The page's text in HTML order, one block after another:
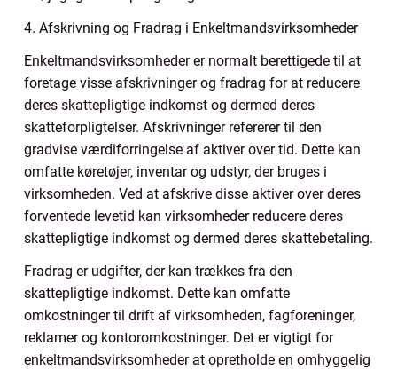
4. Afskrivning og Fradrag i Enkeltmandsvirksomheder
Enkeltmandsvirksomheder er normalt berettigede til at
foretage visse afskrivninger og fradrag for at reducere
deres skattepligtige indkomst og dermed deres
skatteforpligtelser. Afskrivninger refererer til den
gradvise værdiforringelse af aktiver over tid. Dette kan
omfatte køretøjer, inventar og udstyr, der bruges i
virksomheden. Ved at afskrive disse aktiver over deres
forventede levetid kan virksomheder reducere deres
skattepligtige indkomst og dermed deres skattebetaling.
Fradrag er udgifter, der kan trækkes fra den
skattepligtige indkomst. Dette kan omfatte
omkostninger til drift af virksomheden, fagforeninger,
reklamer og kontoromkostninger. Det er vigtigt for
enkeltmandsvirksomheder at opretholde en omhyggelig